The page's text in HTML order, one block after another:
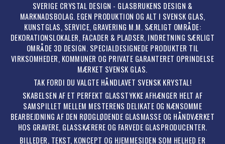
SVERIGE CRYSTAL DESIGN - GLASBRUKENS DESIGN &
MARKNADSBOLAG. EGEN PRODUKTION OG ALT I SVENSK GLAS,
KUNSTGLAS, SERVICE, GRAVERING M.M. SÆRLIGT OMRÅDE:
DEKORATIONSLOKALER, FACADER & PLADSER, INDRETNING SÆRLIGT
OMRÅDE 3D DESIGN. SPECIALDESIGNEDE PRODUKTER TIL
VIRKSOMHEDER, KOMMUNER OG PRIVATE GARANTERET OPRINDELSE
MÆRKET SVENSK GLAS.
TAK FORDI DU VALGTE HÅNDLAVET SVENSK KRYSTAL!
SKABELSEN AF ET PERFEKT GLASSTYKKE AFHÆNGER HELT AF
SAMSPILLET MELLEM MESTERENS DELIKATE OG NÆNSOMME
BEARBEJDNING AF DEN RØDGLØDENDE GLASMASSE OG HÅNDVÆRKET
HOS GRAVERE, GLASSKÆRERE OG FARVEDE GLASPRODUCENTER.
BILLEDER, TEKST, KONCEPT OG HJEMMESIDEN SOM HELHED ER